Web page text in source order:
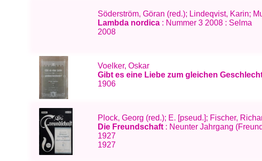
Söderström, Göran (red.); Lindeqvist, Karin;
Lambda nordica : Nummer 3 2008 : Selma
2008
Voelker, Oskar
Gibt es eine Liebe zum gleichen
1906
Plock, Georg (red.); E. [pseud.]; Fischer,
Die Freundschaft : Neunter Jahrgang
1927
1927